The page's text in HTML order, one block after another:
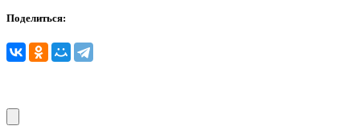
Поделиться: